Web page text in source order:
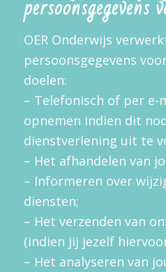
persoonsgegevens
OER Onderwijs
persoonsgegevens
doelen:
– Telefonisch of per e-
opnemen indien dit
dienstverlening uit te
– Het afhandelen van
– Informeren over
diensten;
– Het verzenden van
(indien jij jezelf
– Het analyseren van